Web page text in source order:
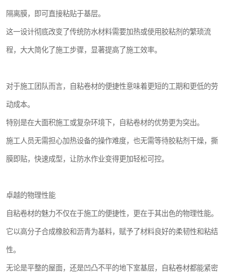
隔离膜，即可直接粘贴于基层。
这一设计彻底改变了传统防水材料需要加热或使用胶粘剂的繁琐流
程，大大简化了施工步骤，显著提高了施工效率。
对于施工团队而言，自粘卷材的便捷性意味着更短的工期和更低的劳
动成本。
特别是在大面积施工或复杂环境下，自粘卷材的优势更为突出。
施工人员无需担心加热设备的操作难度，也无需等待胶粘剂干燥，撕
膜即贴，快速成型，让防水作业变得更加轻松可控。
卓越的物理性能
自粘卷材的魅力不仅在于施工的便捷性，更在于其出色的物理性能。
它以高分子合成橡胶和沥青为基料，赋予了材料良好的柔韧性和粘结
性。
无论是平整的屋面，还是凹凸不平的地下室基层，自粘卷材都能紧密